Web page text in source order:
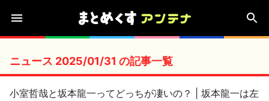
ニュース 2025/01/31 の記事一覧
小室哲哉と坂本龍一ってどっちが凄いの？ | 坂本龍一は左